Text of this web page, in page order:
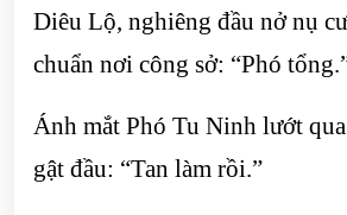
Diêu Lộ, nghiêng đầu nở nụ
chuẩn nơi công sở: “Phó
Ánh mắt Phó Tu Ninh lướt
gật đầu: “Tan làm rồi.”